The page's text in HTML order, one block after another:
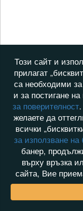
Този сайт и
прилагат
са необходими
и за постигане
за поверителност
желаете да
всички
за използване на
банер,
върху връзка
сайта, Вие